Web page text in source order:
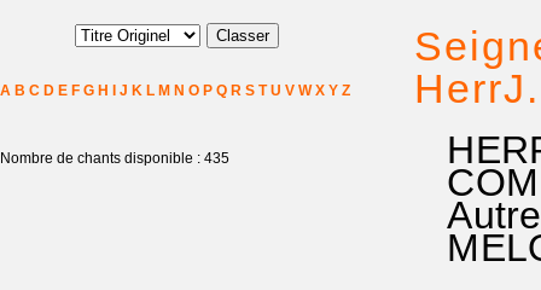
A B C D E F G H J K L M N O P Q R S T U V W X Y Z
Nombre de chants disponible : 435
Autre